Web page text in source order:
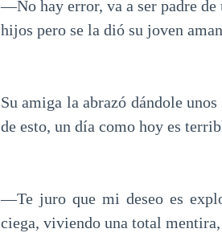
—No hay error, va a ser padre de
hijos pero se la dió su joven
Su amiga la abrazó dándole
de esto, un día como hoy es
—Te juro que mi deseo es
ciega, viviendo una total